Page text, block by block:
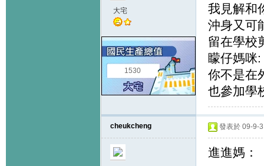
大宅
1530
我見解和
沖身又可
留在學校
矇仔媽咪:
你不是在
也參加學
cheukcheng 發表於 09-9-
進進媽：